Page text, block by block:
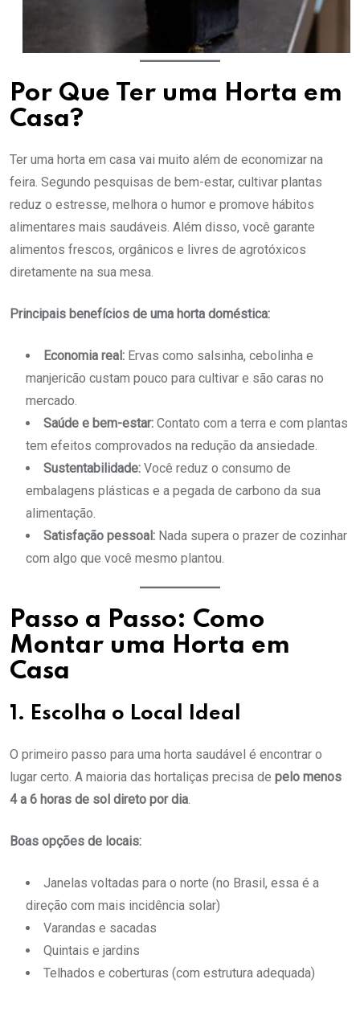
Por Que Ter uma Horta em
Casa?
Ter uma horta em casa vai muito além de economizar na
feira. Segundo pesquisas de bem-estar, cultivar plantas
reduz o estresse, melhora o humor e promove hábitos
alimentares mais saudáveis. Além disso, você garante
alimentos frescos, orgânicos e livres de agrotóxicos
diretamente na sua mesa.
Principais benefícios de uma horta doméstica:
Economia real: Ervas como salsinha, cebolinha e
manjericão custam pouco para cultivar e são caras no
mercado.
Saúde e bem-estar: Contato com a terra e com plantas
tem efeitos comprovados na redução da ansiedade.
Sustentabilidade: Você reduz o consumo de
embalagens plásticas e a pegada de carbono da sua
alimentação.
Satisfação pessoal: Nada supera o prazer de cozinhar
com algo que você mesmo plantou.
Passo a Passo: Como
Montar uma Horta em
Casa
1. Escolha o Local Ideal
O primeiro passo para uma horta saudável é encontrar o
lugar certo. A maioria das hortaliças precisa de pelo menos
4 a 6 horas de sol direto por dia.
Boas opções de locais:
Janelas voltadas para o norte (no Brasil, essa é a
direção com mais incidência solar)
Varandas e sacadas
Quintais e jardins
Telhados e coberturas (com estrutura adequada)